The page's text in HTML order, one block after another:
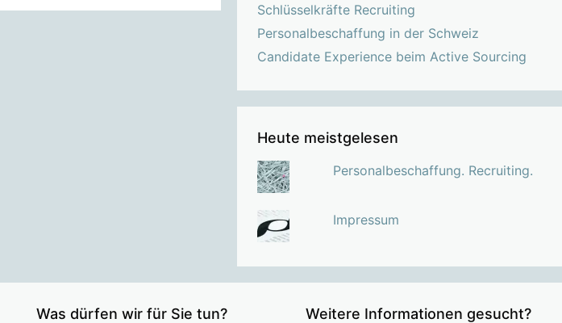
Schlüsselkräfte Recruiting
Personalbeschaffung in der Schweiz
Candidate Experience beim Active Sourcing
Heute meistgelesen
Personalbeschaffung. Recruiting.
Impressum
Was dürfen wir für Sie tun? Weitere Informationen gesucht?